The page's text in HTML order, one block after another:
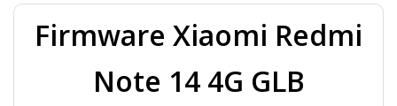
Firmware Xiaomi Redmi
Note 14 4G GLB